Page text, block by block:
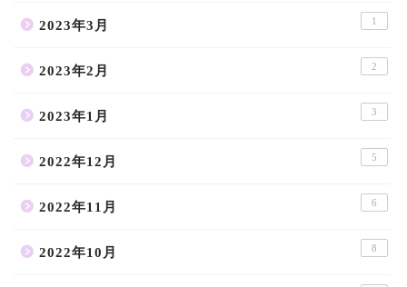
2023年3月 1
2023年2月 2
2023年1月 3
2022年12月 5
2022年11月 6
2022年10月 8